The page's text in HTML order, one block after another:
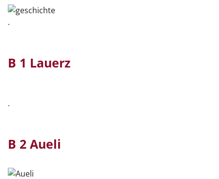
.
B 1 Lauerz
.
B 2 Aueli